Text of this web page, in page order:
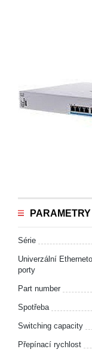
Série
Univerzální
porty
Part number
Spotřeba
Switching capacity
Přepínací rychlost